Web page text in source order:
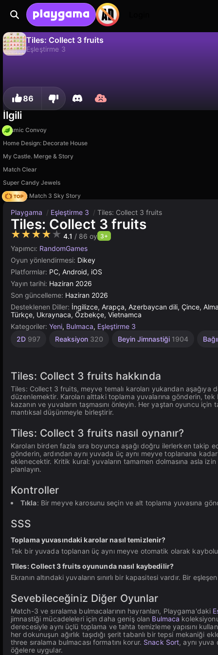
Tiles: Collect 3 fruits
Eşleştirme 3
86
İlgili
Cosmic Convoy
Home Design: Decorate House
My Castle. Merge & Story
Match Clear
Super Candy Jewels
Diamant: Match 3 Sky Story
Playgama / Eşleştirme 3 / Tiles: Collect 3 fruits
Tiles: Collect 3 fruits
★★★★★ 4.1 / 86 oy 3+
Yapımcı: RandomGames
Oyun yönlendirmesi: Dikey
Platformlar: PC, Android, iOS
Yayın tarihi: Haziran 2026
Son güncelleme: Haziran 2026
Desteklenen Diller: İngilizce, Arapça, Azerbaycan dili, Çince,
Türkçe, Ukraynaca, Özbekçe, Vietnamca
Kategoriler: Yeni, Bulmaca, Eşleştirme 3
2D 997 Reaksiyon 320 Beyin Jimnastiği 1904
Tiles: Collect 3 fruits hakkında
Tiles: Collect 3 fruits, meyve temalı karoları yukarıdan
düzenlemektir. Karoları alttaki toplama yuvalarına gönderin,
kazanın ve yuvaların taşmasını önleyin. Her yaştan oyuncu
mantıksal düşünmeyle birleştirir.
Tiles: Collect 3 fruits nasıl oynanır?
Karoları birden fazla sıra boyunca aşağı doğru ilerlerken takip
gönderin, ardından aynı yuvada üç aynı meyve toplanana
eklenecektir. Kritik kural: yuvaların tamamen dolmasına asla
planlayın.
Kontroller
Tıkla: Bir meyve karosunu seçin ve alt toplama yuvasına
SSS
Toplama yuvasındaki karolar nasıl temizlenir?
Tek bir yuvada toplanan üç aynı meyve otomatik olarak
Tiles: Collect 3 fruits oyununda nasıl kaybedilir?
Ekranın altındaki yuvaların sınırlı bir kapasitesi vardır. Bir
Sevebileceğiniz Diğer Oyunlar
Match-3 ve sıralama bulmacalarının hayranları, Playgama'daki
jimnastiği mücadeleleri için daha geniş olan Bulmaca
derecesiyle aynı üçlü toplama ve tahta temizleme yapısını
her dokunuşun ağırlık taşıdığı şerit tabanlı bir tepsi mekaniği
three sıralama bulmacası formatını korur. Snack Sort, aynı
öğelere uygular.